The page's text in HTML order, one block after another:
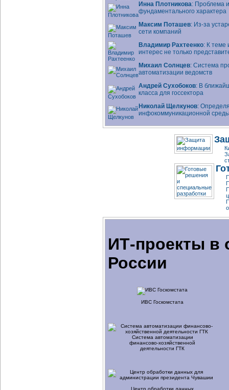
Инна Плотникова: Проблема
фундаментального характера
Максим Поташев: Из-за
сети компаний
Владимир Рахтеенко: К
интерес не только
Михаил Солнцев: Система
автоматизации ведомств
Андрей Сухобоков: В
класса для госсектора
Николай Щелкунов:
инфокоммуникационной
ИТ-проекты в
России
ИВС Госкомстата
Система автоматизации
финансово-хозяйственной
деятельности ГТК
Центр обработки данных